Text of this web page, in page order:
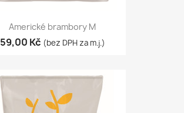
Americké brambory M
59,00 Kč (bez DPH za m.j.)